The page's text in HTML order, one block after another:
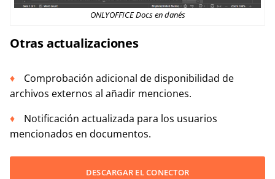
ONLYOFFICE Docs en danés
Otras actualizaciones
Comprobación adicional de disponibilidad de
archivos externos al añadir menciones.
Notificación actualizada para los usuarios
mencionados en documentos.
DESCARGAR EL CONECTOR